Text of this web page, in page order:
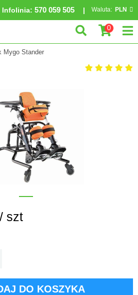
Infolinia: 570 059 505 Waluta: PLN
0
Mygo Stander
szt
DO KOSZYKA